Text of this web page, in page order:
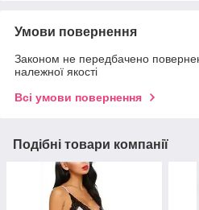
Умови повернення
Законом не передбачено
належної якості
Всі умови повернення
Подібні товари компанії